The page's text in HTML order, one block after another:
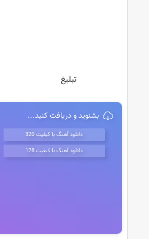
تبلیغ
بشنوید و دریافت کنید...
دانلود آهنگ با کیفیت 320
دانلود آهنگ با کیفیت 128